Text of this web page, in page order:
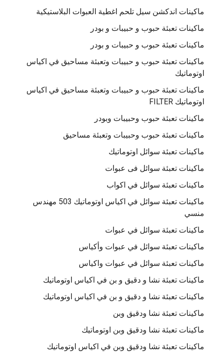
ماكينات اندكشن سيل تلحم اغطية العبوات البلاستيكية
ماكينات تعبئة حبوب و حبيبات و بودر
ماكينات تعبئة حبوب و حبيبات و بودر
ماكينات تعبئة حبوب و حبيبات وتعبئة مساحيق في اكياس
اوتوماتيك
ماكينات تعبئة حبوب و حبيبات وتعبئة مساحيق في اكياس
اوتوماتيك FILTER
ماكينات تعبئة حبوب وحبيبات وبودر
ماكينات تعبئة حبوب وحبيبات وتعبئة مساحيق
ماكينات تعبئة سوائل اوتوماتيك
ماكينات تعبئة سوائل فى عبوات
ماكينات تعبئة سوائل في اكواب
ماكينات تعبئة سوائل في اكياس اوتوماتيك 503 مهندس
منسي
ماكينات تعبئة سوائل في عبوات
ماكينات تعبئة سوائل في عبوات وأكياس
ماكينات تعبئة سوائل في عبوات واكياس
ماكينات تعبئة نشا و دقيق و بن في اكياس اوتوماتيك
ماكينات تعبئة نشا و دقيق و بن في اكياس اوتوماتيك
ماكينات تعبئة نشا ودقيق وبن
ماكينات تعبئة نشا ودقيق وبن اوتوماتيك
ماكينات تعبئة نشا ودقيق وبن في اكياس اوتوماتيك